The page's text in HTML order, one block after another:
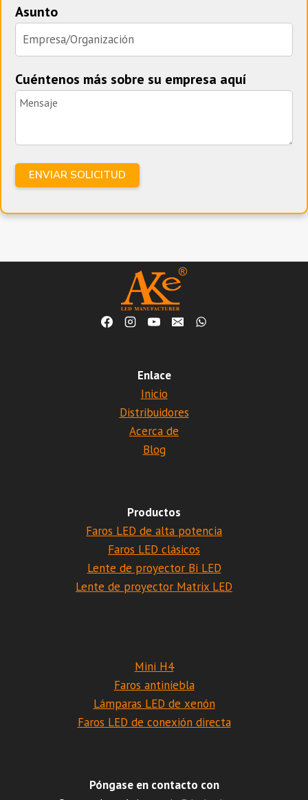
Asunto
Cuéntenos más sobre su empresa aquí
Enlace
Inicio
Distribuidores
Acerca de
Blog
Productos
Faros LED de alta potencia
Faros LED clásicos
Lente de proyector Bi LED
Lente de proyector Matrix LED
Mini H4
Faros antiniebla
Lámparas LED de xenón
Faros LED de conexión directa
Póngase en contacto con